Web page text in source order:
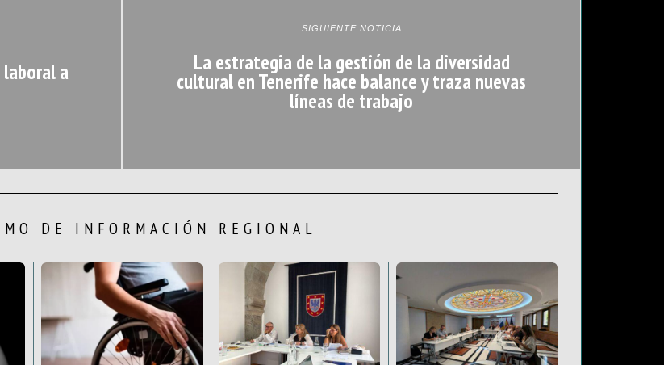
a
SIGUIENTE NOTICIA
La estrategia de la gestión de la diversidad
cultural en Tenerife hace balance y traza nuevas
líneas de trabajo
DE INFORMACIÓN REGIONAL